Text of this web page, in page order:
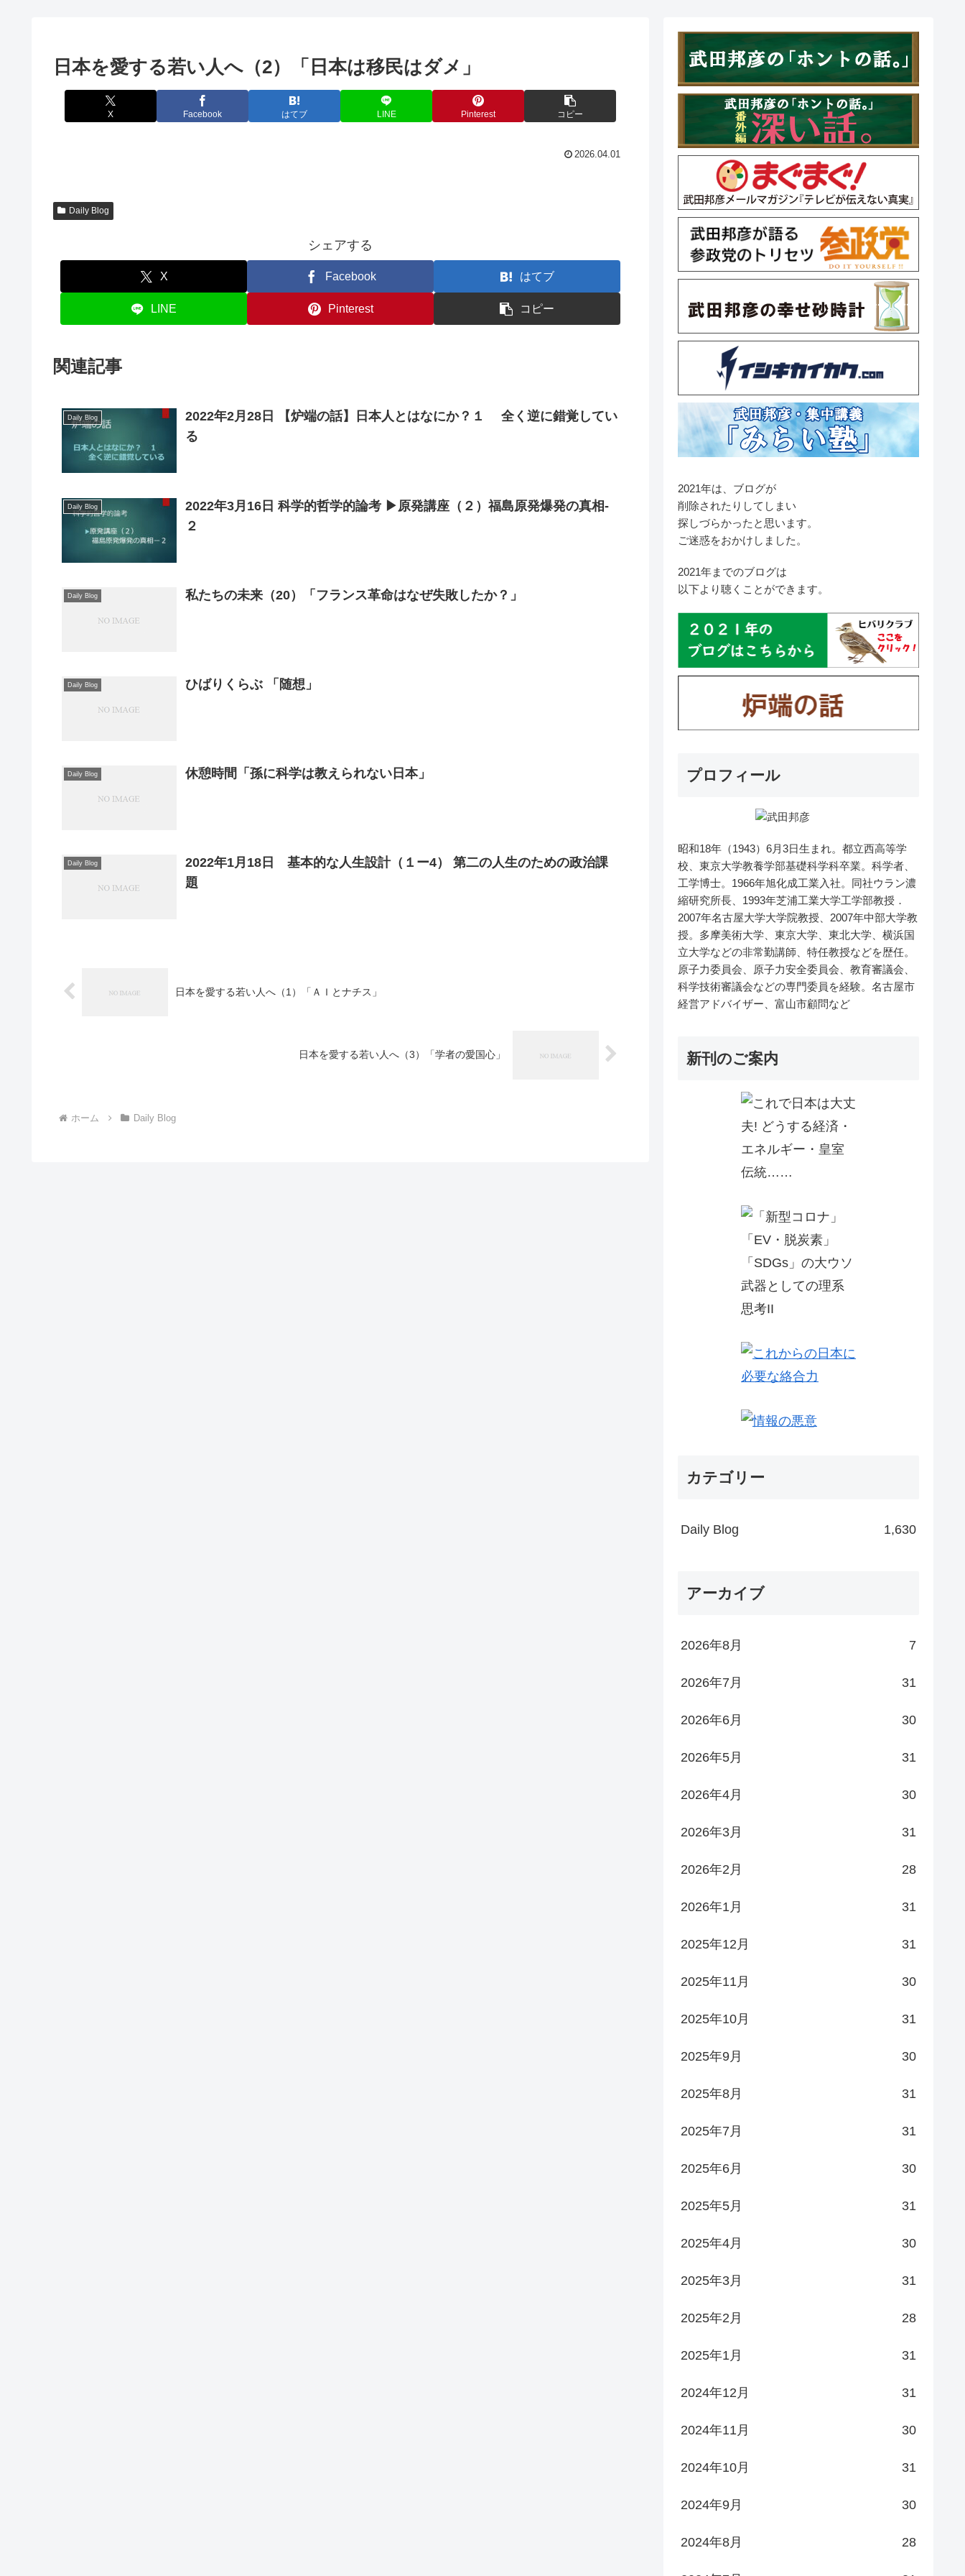
日本を愛する若い人へ（2）「日本は移民はダメ」
X Facebook はてブ LINE Pinterest コピー
2026.04.01
Daily Blog
シェアする
X Facebook はてブ
LINE Pinterest コピー
関連記事
Daily Blog
2022年2月28日 【炉端の話】日本人とはなにか？１ 全く逆に錯覚してい
る
Daily Blog
2022年3月16日 科学的哲学的論考 ▶原発講座（２）福島原発爆発の真相-
２
Daily Blog 私たちの未来（20）「フランス革命はなぜ失敗したか？」
Daily Blog ひばりくらぶ 「随想」
Daily Blog 休憩時間「孫に科学は教えられない日本」
Daily Blog
2022年1月18日 基本的な人生設計（１ー4） 第二の人生のための政治課
題
日本を愛する若い人へ（1）「ＡＩとナチス」
日本を愛する若い人へ（3）「学者の愛国心」
ホーム Daily Blog
2021年は、ブログが
削除されたりしてしまい
探しづらかったと思います。
ご迷惑をおかけしました。
2021年までのブログは
以下より聴くことができます。
プロフィール
昭和18年（1943）6月3日生まれ。都立西高等学
校、東京大学教養学部基礎科学科卒業。科学者、
工学博士。1966年旭化成工業入社。同社ウラン濃
縮研究所長、1993年芝浦工業大学工学部教授．
2007年名古屋大学大学院教授、2007年中部大学教
授。多摩美術大学、東京大学、東北大学、横浜国
立大学などの非常勤講師、特任教授などを歴任。
原子力委員会、原子力安全委員会、教育審議会、
科学技術審議会などの専門委員を経験。名古屋市
経営アドバイザー、富山市顧問など
新刊のご案内
カテゴリー
Daily Blog 1,630
アーカイブ
2026年8月 7
2026年7月 31
2026年6月 30
2026年5月 31
2026年4月 30
2026年3月 31
2026年2月 28
2026年1月 31
2025年12月 31
2025年11月 30
2025年10月 31
2025年9月 30
2025年8月 31
2025年7月 31
2025年6月 30
2025年5月 31
2025年4月 30
2025年3月 31
2025年2月 28
2025年1月 31
2024年12月 31
2024年11月 30
2024年10月 31
2024年9月 30
2024年8月 28